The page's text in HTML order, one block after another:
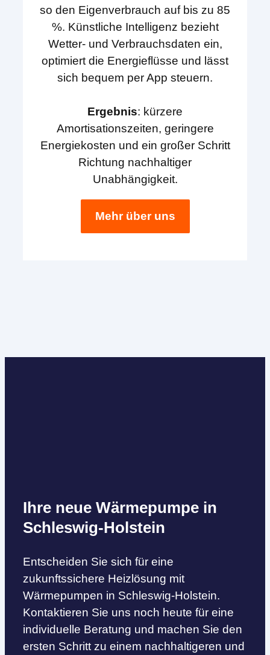
so den Eigenverbrauch auf bis zu 85
%. Künstliche Intelligenz bezieht
Wetter- und Verbrauchsdaten ein,
optimiert die Energieflüsse und lässt
sich bequem per App steuern.
Ergebnis: kürzere
Amortisationszeiten, geringere
Energiekosten und ein großer Schritt
Richtung nachhaltiger
Unabhängigkeit.
Mehr über uns
Ihre neue Wärmepumpe in
Schleswig-Holstein
Entscheiden Sie sich für eine
zukunftssichere Heizlösung mit
Wärmepumpen in Schleswig-Holstein.
Kontaktieren Sie uns noch heute für eine
individuelle Beratung und machen Sie den
ersten Schritt zu einem nachhaltigeren und